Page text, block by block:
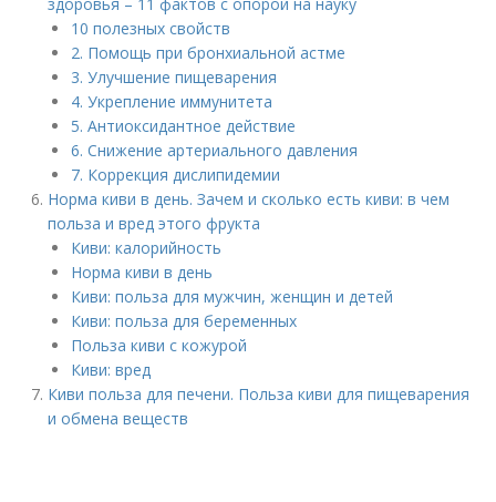
10 полезных свойств
2. Помощь при бронхиальной астме
3. Улучшение пищеварения
4. Укрепление иммунитета
5. Антиоксидантное действие
6. Снижение артериального давления
7. Коррекция дислипидемии
Норма киви в день. Зачем и сколько есть киви: в чем
польза и вред этого фрукта
Киви: калорийность
Норма киви в день
Киви: польза для мужчин, женщин и детей
Киви: польза для беременных
Польза киви с кожурой
Киви: вред
Киви польза для печени. Польза киви для пищеварения
и обмена веществ